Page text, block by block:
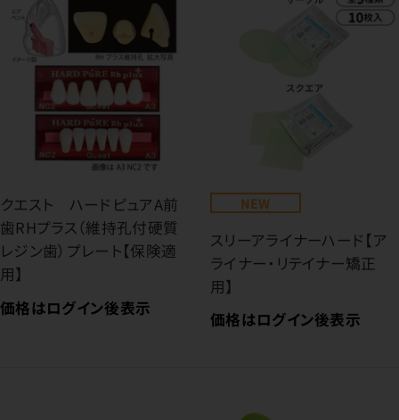
クエスト ハードピュアA前
歯RHプラス（維持孔付硬質
レジン歯）プレート【保険適
用】
価格はログイン後表示
NEW
スリーアライナーハード【ア
ライナー・リテイナー矯正
用】
価格はログイン後表示